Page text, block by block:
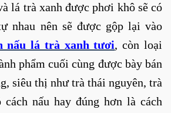
lá trà xanh được phơi khô sẽ có
nhau nên sẽ được gộp lại vào
nấu lá trà xanh tươi, còn loại
phẩm cuối cùng được bày bán
siêu thị như trà thái nguyên, trà
nấu hay đúng hơn là cách